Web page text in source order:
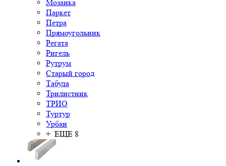
Мозаика
Паркет
Петра
Прямоугольник
Регата
Ригель
Рутрум
Старый город
Табула
Трилистник
ТРИО
Туртур
Урбан
+ ЕЩЕ 8